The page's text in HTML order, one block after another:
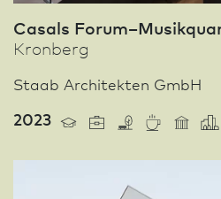
Casals
Kronberg
Staab Architekten GmbH
2023